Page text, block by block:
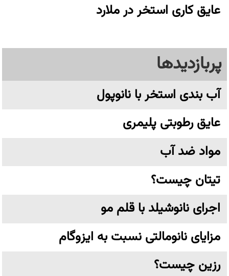
عایق کاری استخر در ملارد
پربازدیدها
آب بندی استخر با نانوپول
عایق رطوبتی پلیمری
مواد ضد آب
تیتان چیست؟
اجرای نانوشیلد با قلم مو
مزایای نانومالتی نسبت به ایزوگام
رزین چیست؟